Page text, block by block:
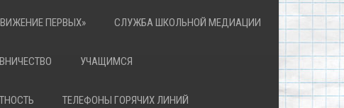
ПЕРВЫХ» СЛУЖБА ШКОЛЬНОЙ МЕДИАЦИИ
УЧАЩИМСЯ
ТЕЛЕФОНЫ ГОРЯЧИХ ЛИНИЙ